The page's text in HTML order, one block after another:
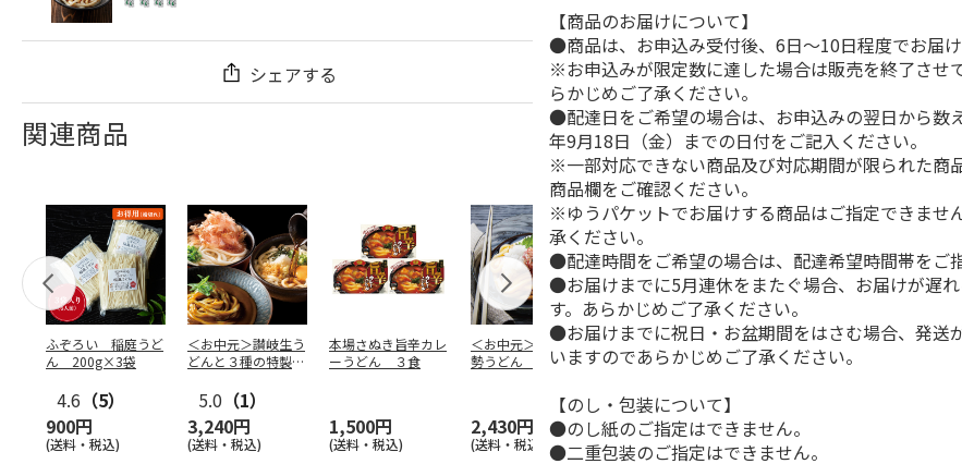
シェアする
関連商品
ふぞろい 稲庭うど
ん 200g×3袋
4.6 （5）
900円
(送料・税込)
＜お中元＞讃岐生う
どんと３種の特製だ
5.0 （1）
3,240円
(送料・税込)
本場さぬき旨辛カレ
ーうどん ３食
1,500円
(送料・税込)
＜お中元＞冷やし伊
勢うどん ６食
2,430円
(送料・税込)
水沢うどん ６食
2,600円
(送料・税込)
純生讃岐カレーうど
ん Ａ（２食）
1,580円
(送料・税込)
本場さぬ
【商品のお届けについて】
●商品は、お申込み受付後、6日～10日程度でお届け
※お申込みが限定数に達した場合は販売を終了させ
らかじめご了承ください。
●配達日をご希望の場合は、お申込みの翌日から数
年9月18日（金）までの日付をご記入ください。
※一部対応できない商品及び対応期間が限られた商
商品欄をご確認ください。
※ゆうパケットでお届けする商品はご指定できませ
承ください。
●配達時間をご希望の場合は、配達希望時間帯をご
●お届けまでに5月連休をまたぐ場合、お届けが遅
す。あらかじめご了承ください。
●お届けまでに祝日・お盆期間をはさむ場合、発送
いますのであらかじめご了承ください。
【のし・包装について】
●のし紙のご指定はできません。
●二重包装のご指定はできません。